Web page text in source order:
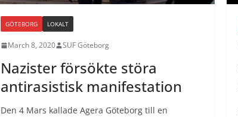
GÖTEBORG LOKALT
March 8, 2020 SUF Göteborg
Nazister försökte störa
antirasistisk manifestation
Den 4 Mars kallade Agera Göteborg till en